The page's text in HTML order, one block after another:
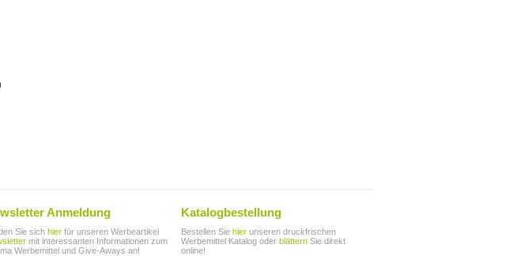
Anmeldung
Sie sich hier für unseren Werbeartikel
mit interessanten Informationen zum
Werbemittel und Give-Aways an!
Katalogbestellung
Bestellen Sie hier unseren druckfrischen
Werbemittel Katalog oder blättern Sie direkt
online!